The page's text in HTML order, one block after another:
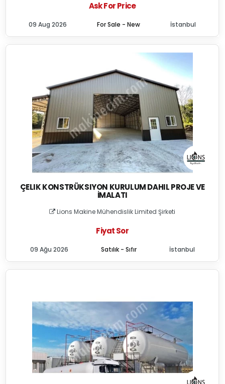
Ask For Price
For Sale - New
09 Aug 2026 İstanbul
ÇELIK KONSTRÜKSIYON KURULUM DAHIL PROJE VE
İMALATI
Lions Makine Mühendislik Limited Şirketi
Fiyat Sor
Satılık - Sıfır
09 Ağu 2026 İstanbul